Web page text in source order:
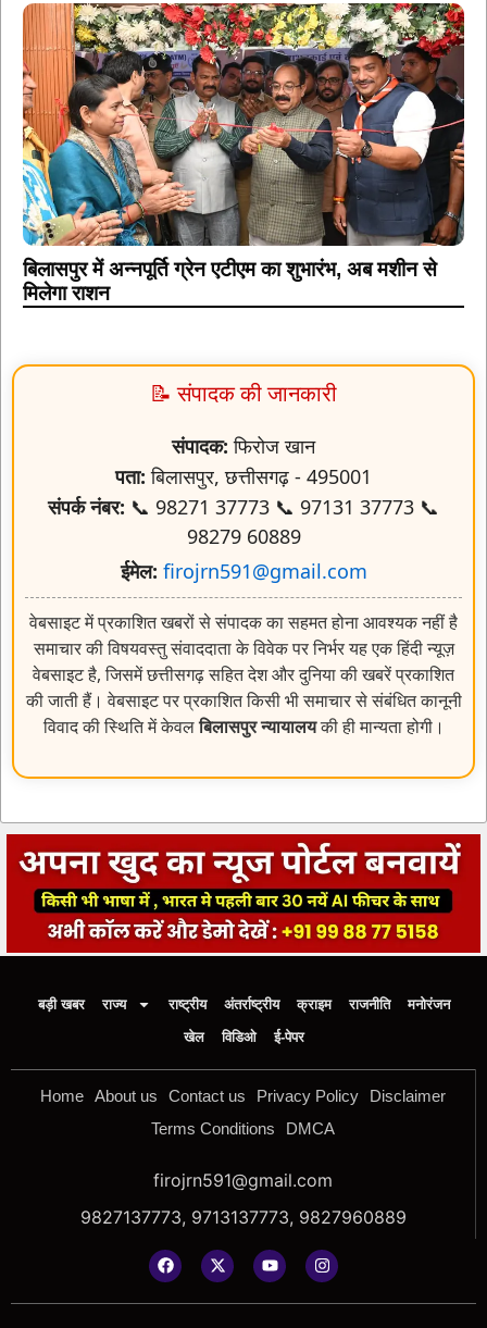
बिलासपुर में अन्नपूर्ति ग्रेन एटीएम का शुभारंभ, अब मशीन से
मिलेगा राशन
📝 संपादक की जानकारी
संपादक: फिरोज खान
पता: बिलासपुर, छत्तीसगढ़ - 495001
संपर्क नंबर: 📞 98271 37773 📞 97131 37773 📞
98279 60889
ईमेल: firojrn591@gmail.com
वेबसाइट में प्रकाशित खबरों से संपादक का सहमत होना आवश्यक नहीं है
समाचार की विषयवस्तु संवाददाता के विवेक पर निर्भर यह एक हिंदी न्यूज़
वेबसाइट है, जिसमें छत्तीसगढ़ सहित देश और दुनिया की खबरें प्रकाशित
की जाती हैं। वेबसाइट पर प्रकाशित किसी भी समाचार से संबंधित कानूनी
विवाद की स्थिति में केवलबिलासपुर न्यायालयकी ही मान्यता होगी।
बड़ी खबर राज्य राष्ट्रीय अंतर्राष्ट्रीय क्राइम राजनीति
मनोरंजन
खेल
विडिओ ई-पेपर
Home About us Contact us Privacy Policy
Disclaimer
Terms Conditions
DMCA
firojrn591@gmail.com
9827137773, 9713137773, 9827960889